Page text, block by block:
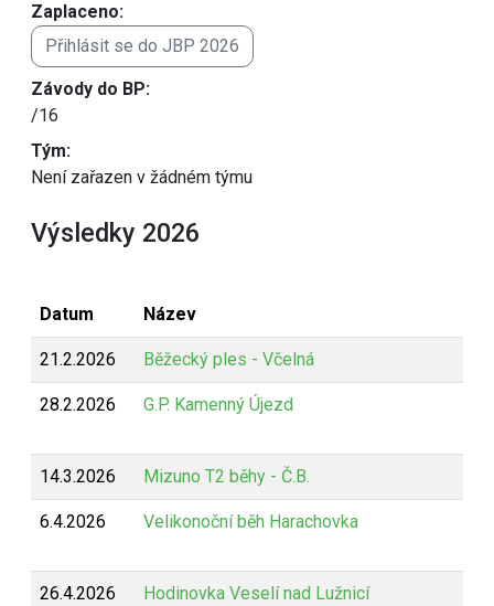
Zaplaceno:
Přihlásit se do JBP 2026
Závody do BP:
/16
Tým:
Není zařazen v žádném týmu
Výsledky 2026
Datum Název
21.2.2026 Běžecký ples - Včelná
28.2.2026 G.P. Kamenný Újezd
14.3.2026 Mizuno T2 běhy - Č.B.
6.4.2026 Velikonoční běh Harachovka
26.4.2026 Hodinovka Veselí nad Lužnicí